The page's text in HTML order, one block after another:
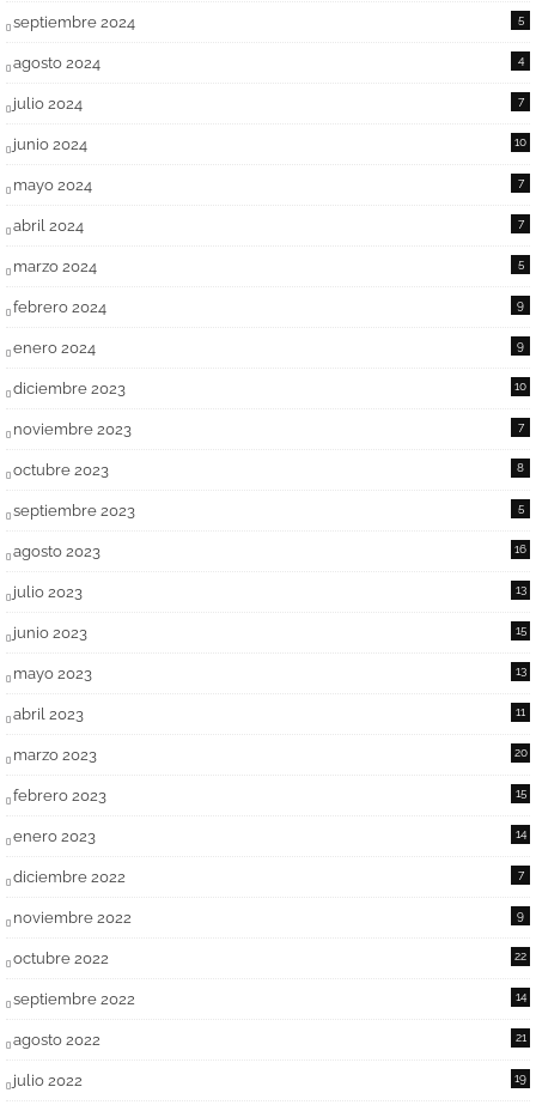
septiembre 2024 5
agosto 2024 4
julio 2024 7
junio 2024 10
mayo 2024 7
abril 2024 7
marzo 2024 5
febrero 2024 9
enero 2024 9
diciembre 2023 10
noviembre 2023 7
octubre 2023 8
septiembre 2023 5
agosto 2023 16
julio 2023 13
junio 2023 15
mayo 2023 13
abril 2023 11
marzo 2023 20
febrero 2023 15
enero 2023 14
diciembre 2022 7
noviembre 2022 9
octubre 2022 22
septiembre 2022 14
agosto 2022 21
julio 2022 19